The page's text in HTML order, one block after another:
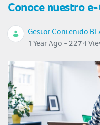
Conoce nuestro
Gestor Contenido
1 Year Ago - 2274